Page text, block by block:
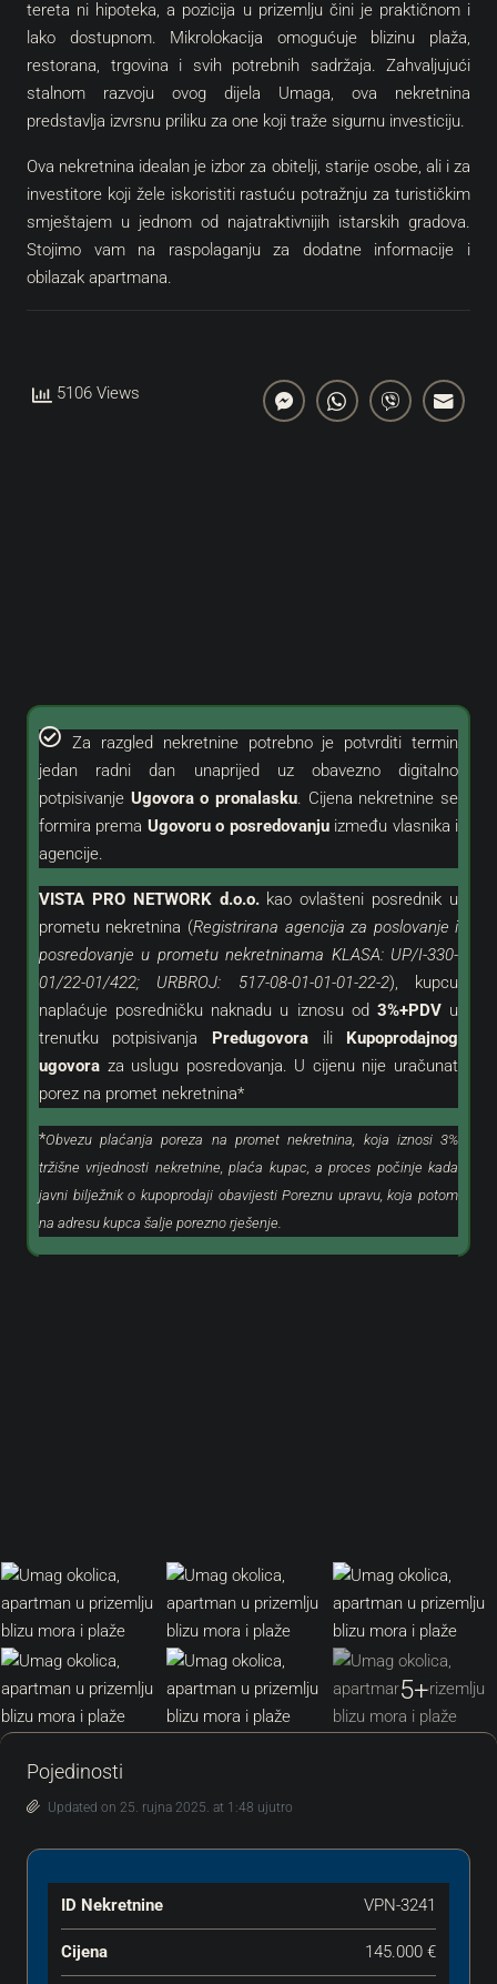
tereta ni hipoteka, a pozicija u prizemlju čini je praktičnom i
lako dostupnom. Mikrolokacija omogućuje blizinu plaža,
restorana, trgovina i svih potrebnih sadržaja. Zahvaljujući
stalnom razvoju ovog dijela Umaga, ova nekretnina
predstavlja izvrsnu priliku za one koji traže sigurnu investiciju.
Ova nekretnina idealan je izbor za obitelji, starije osobe, ali i za
investitore koji žele iskoristiti rastuću potražnju za turističkim
smještajem u jednom od najatraktivnijih istarskih gradova.
Stojimo vam na raspolaganju za dodatne informacije i
obilazak apartmana.
5106 Views
Za razgled nekretnine potrebno je potvrditi termin
jedan radni dan unaprijed uz obavezno digitalno
potpisivanje Ugovora o pronalasku. Cijena nekretnine se
formira prema Ugovoru o posredovanjuizmeđu vlasnika i
agencije.
VISTA PRO NETWORK d.o.o.kaoovlašteni posrednik u
prometu nekretnina (Registrirana agencija za poslovanje i
posredovanje u prometu nekretninama KLASA: UP/I-330-
01/22-01/422; URBROJ: 517-08-01-01-01-22-2), kupcu
naplaćuje posredničku naknadu u iznosu od 3%+PDVu
trenutku potpisivanja Predugovora ili Kupoprodajnog
ugovoraza uslugu posredovanja. U cijenu nije uračunat
porez na promet nekretnina*
*Obvezu plaćanja poreza na promet nekretnina, koja iznosi 3%
tržišne vrijednosti nekretnine, plaća kupac, a proces počinje kada
javni bilježnik o kupoprodaji obavijesti Poreznu upravu, koja potom
na adresu kupca šalje porezno rješenje.
5+
Pojedinosti
Updated on 25. rujna 2025. at 1:48 ujutro
ID Nekretnine VPN-3241
Cijena 145.000 €